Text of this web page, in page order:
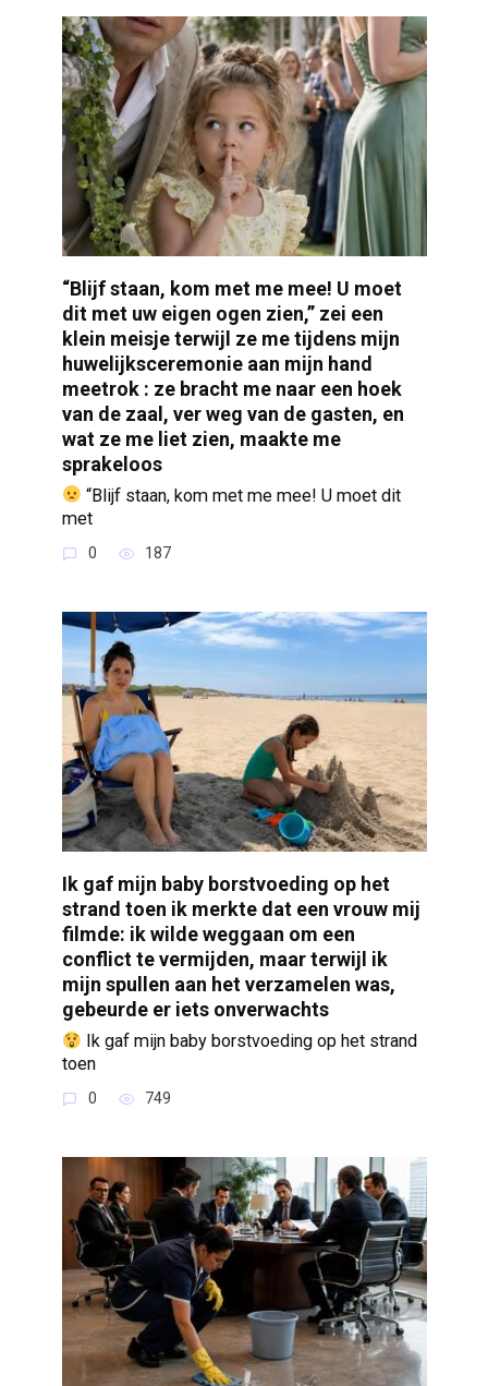
“Blijf staan, kom met me mee! U moet
dit met uw eigen ogen zien,” zei een
klein meisje terwijl ze me tijdens mijn
huwelijksceremonie aan mijn hand
meetrok : ze bracht me naar een hoek
van de zaal, ver weg van de gasten, en
wat ze me liet zien, maakte me
sprakeloos
“Blijf staan, kom met me mee! U moet dit
met
0 187
Ik gaf mijn baby borstvoeding op het
strand toen ik merkte dat een vrouw mij
filmde: ik wilde weggaan om een
conflict te vermijden, maar terwijl ik
mijn spullen aan het verzamelen was,
gebeurde er iets onverwachts
Ik gaf mijn baby borstvoeding op het strand
toen
0 749